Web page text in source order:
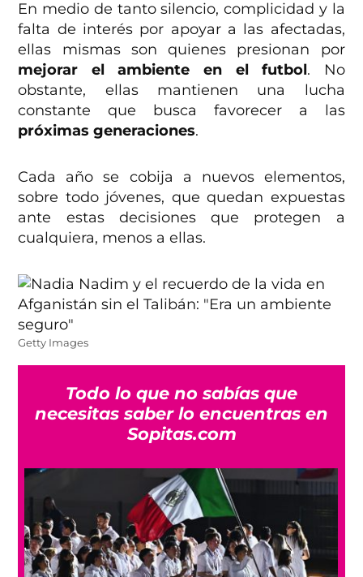
En medio de tanto silencio, complicidad y la
falta de interés por apoyar a las afectadas,
ellas mismas son quienes presionan por
mejorar el ambiente en el futbol. No
obstante, ellas mantienen una lucha
constante que busca favorecer a las
próximas generaciones.
Cada año se cobija a nuevos elementos,
sobre todo jóvenes, que quedan expuestas
ante estas decisiones que protegen a
cualquiera, menos a ellas.
Getty Images
Todo lo que no sabías que
necesitas saber lo encuentras en
Sopitas.com